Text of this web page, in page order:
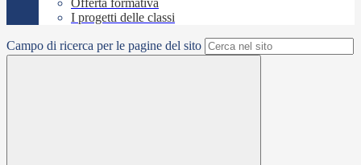
Offerta formativa
I progetti delle classi
Campo di ricerca per le pagine del sito